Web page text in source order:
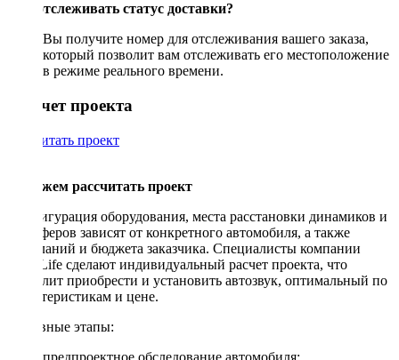
Как отслеживать статус доставки?
Вы получите номер для отслеживания вашего заказа,
который позволит вам отслеживать его местоположение
в режиме реального времени.
Рассчет проекта
Рассчитать проект
Поможем рассчитать проект
Конфигурация оборудования, места расстановки динамиков и
сабвуферов зависят от конкретного автомобиля, а также
пожеланий и бюджета заказчика. Специалисты компании
DriveLife сделают индивидуальный расчет проекта, что
позволит приобрести и установить автозвук, оптимальный по
характеристикам и цене.
Основные этапы:
предпроектное обследование автомобиля;